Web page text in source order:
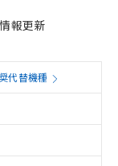
報更新
代替機種